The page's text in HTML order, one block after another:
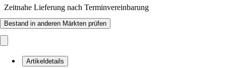
Zeitnahe Lieferung nach Terminvereinbarung
Bestand in anderen Märkten prüfen
Artikeldetails